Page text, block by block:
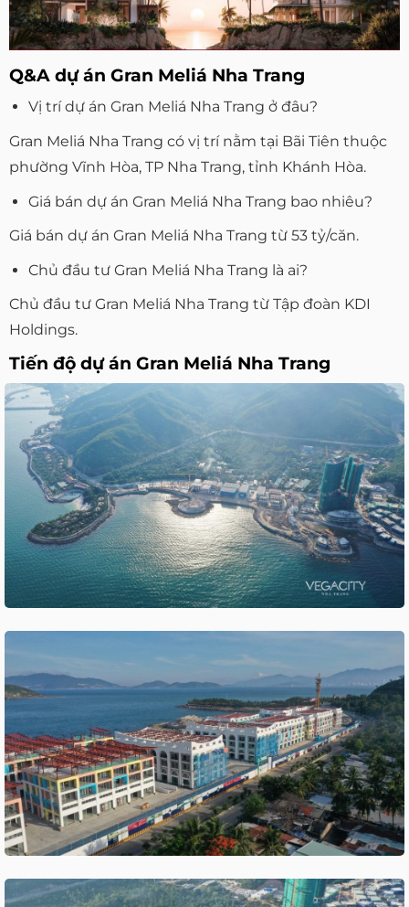
Q&A dự án Gran Meliá Nha Trang
Vị trí dự án Gran Meliá Nha Trang ở đâu?
Gran Meliá Nha Trang có vị trí nằm tại Bãi Tiên thuộc
phường Vĩnh Hòa, TP Nha Trang, tỉnh Khánh Hòa.
Giá bán dự án Gran Meliá Nha Trang bao nhiêu?
Giá bán dự án Gran Meliá Nha Trang từ 53 tỷ/căn.
Chủ đầu tư Gran Meliá Nha Trang là ai?
Chủ đầu tư Gran Meliá Nha Trang từ Tập đoàn KDI
Holdings.
Tiến độ dự án Gran Meliá Nha Trang